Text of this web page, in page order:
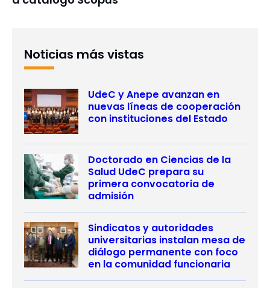
Noticias más vistas
UdeC y Anepe avanzan en
nuevas líneas de cooperación
con instituciones del Estado
Doctorado en Ciencias de la
Salud UdeC prepara su
primera convocatoria de
admisión
Sindicatos y autoridades
universitarias instalan mesa de
diálogo permanente con foco
en la comunidad funcionaria